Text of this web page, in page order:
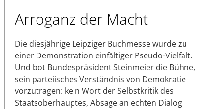
Arroganz der Macht
Die diesjährige Leipziger Buchmesse wurde zu
einer Demonstration einfältiger Pseudo-Vielfalt.
Und bot Bundespräsident Steinmeier die Bühne,
sein parteiisches Verständnis von Demokratie
vorzutragen: kein Wort der Selbstkritik des
Staatsoberhauptes, Absage an echten Dialog